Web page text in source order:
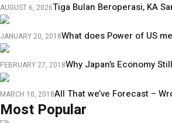
AUGUST 6, 2026Tiga Bulan Beroperasi, KA
JANUARY 20, 2018What does Power of US
FEBRUARY 27, 2018Why Japan’s Economy
MARCH 10, 2018All That we’ve Forecast –
Most Popular